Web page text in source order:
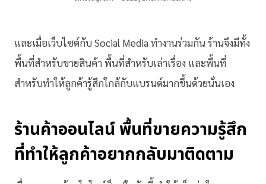
และเมื่อเว็บไซต์กับ Social Media ทำงานร่วมกัน ร้านจึงมีทั้ง
พื้นที่สำหรับขายสินค้า พื้นที่สำหรับเล่าเรื่อง และพื้นที่
สำหรับทำให้ลูกค้ารู้สึกใกล้กับแบรนด์มากขึ้นด้วยนั่นเอง
ร้านค้าออนไลน์ พื้นที่ขายความรู้สึก
ที่ทำให้ลูกค้าอยากกลับมาติดตาม